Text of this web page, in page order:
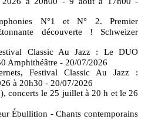
N°1 et N° 2. Premier
découverte ! Schweizer
Classic Au Jazz : Le DUO
Amphithéâtre - 20/07/2026
Festival Classic Au Jazz :
à 20h30 - 20/07/2026
concerts le 25 juillet à 20 h et le 26
Ébullition - Chants contemporains